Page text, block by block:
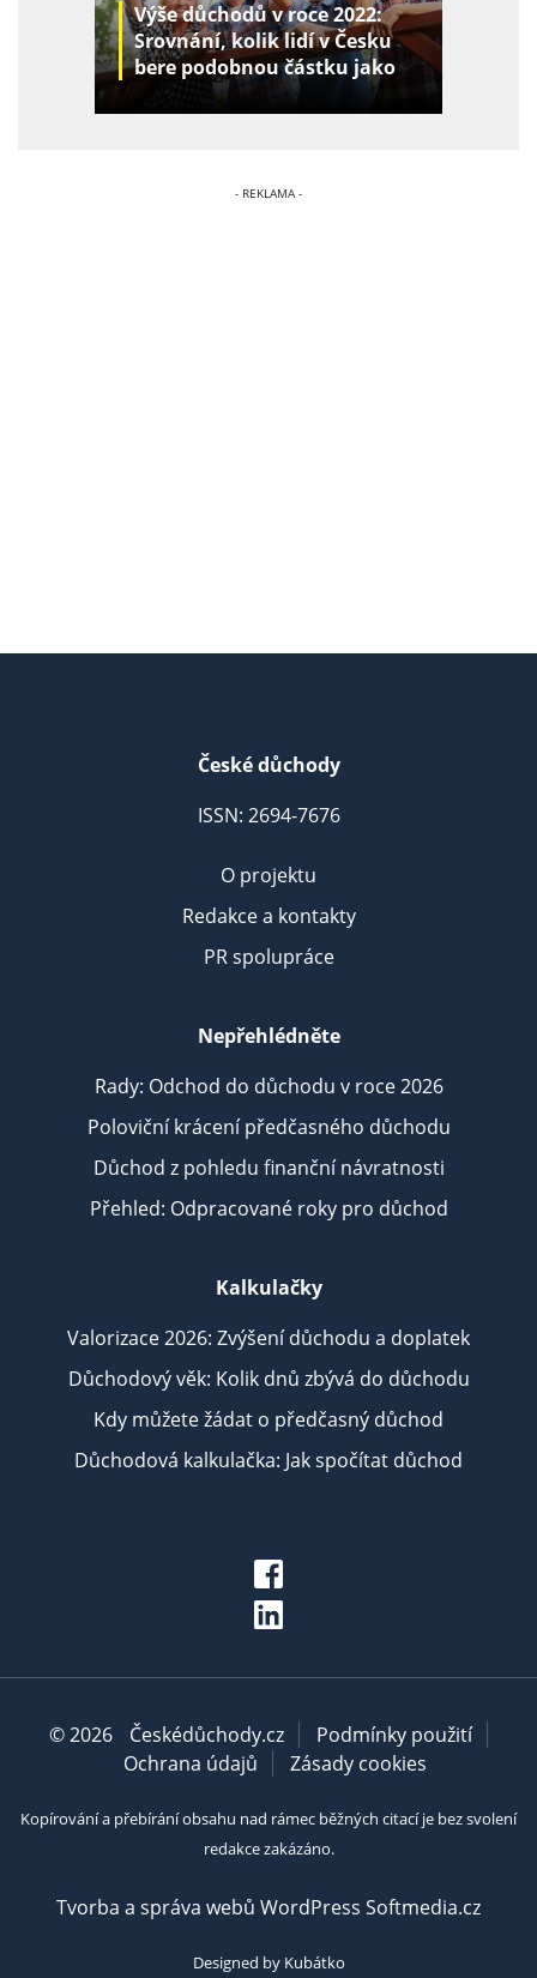
Výše důchodů v roce 2022:
Srovnání, kolik lidí v Česku
bere podobnou částku jako
České důchody
ISSN: 2694-7676
O projektu
Redakce a kontakty
PR spolupráce
Nepřehlédněte
Rady: Odchod do důchodu v roce 2026
Poloviční krácení předčasného důchodu
Důchod z pohledu finanční návratnosti
Přehled: Odpracované roky pro důchod
Kalkulačky
Valorizace 2026: Zvýšení důchodu a doplatek
Důchodový věk: Kolik dnů zbývá do důchodu
Kdy můžete žádat o předčasný důchod
Důchodová kalkulačka: Jak spočítat důchod
© 2026 Českédůchody.cz
Podmínky použití
Ochrana údajů
Zásady cookies
Kopírování a přebírání obsahu nad rámec běžných citací je bez svolení
redakce zakázáno.
Tvorba a správa webů WordPress Softmedia.cz
Designed by Kubátko